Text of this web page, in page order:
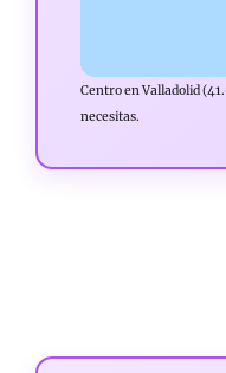
Centro en Valladolid
necesitas.